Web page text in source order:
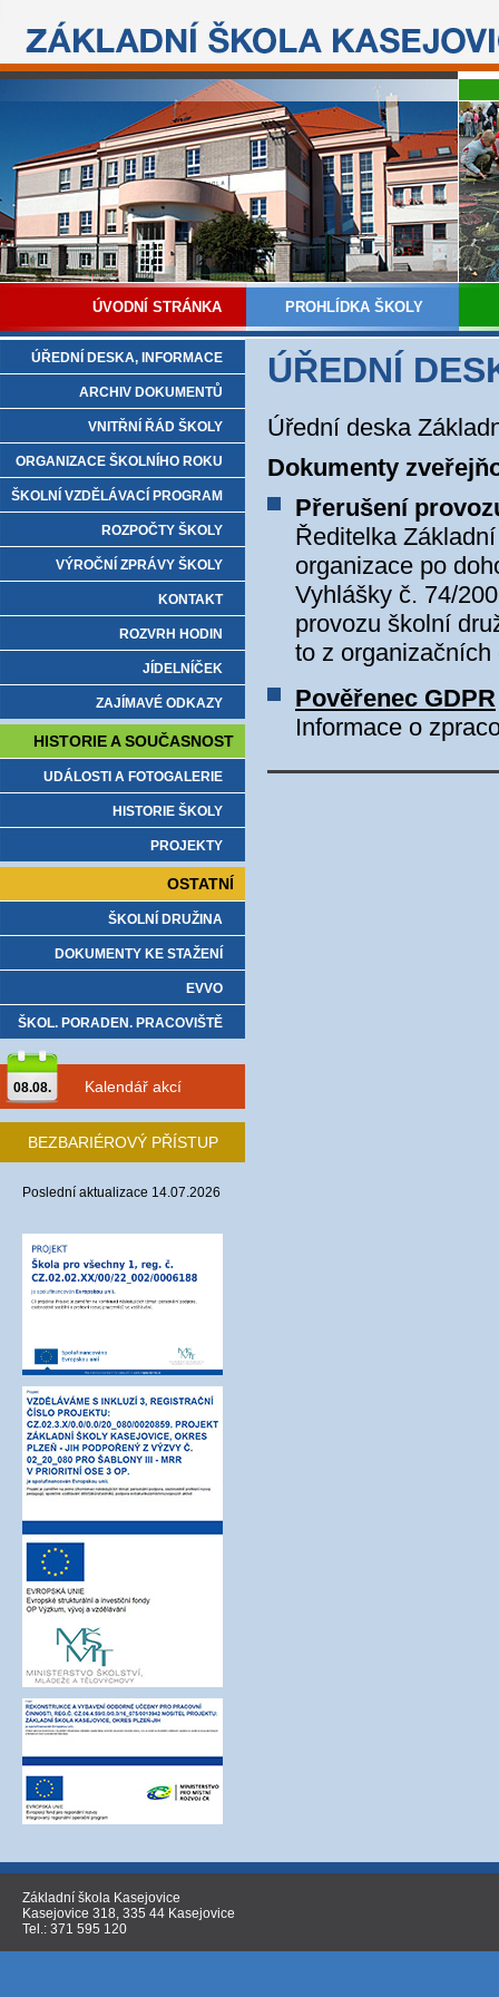
ÚVODNÍ STRÁNKA PROHLÍDKA ŠKOLY
ÚŘEDNÍ
Úřední deska
Dokumenty
Přerušení
Ředitelka
organizace po
Vyhlášky č. 74/
provozu školní
to z organizačních
Pověřenec GDPR
Informace o
ÚŘEDNÍ DESKA, INFORMACE
ARCHIV DOKUMENTŮ
VNITŘNÍ ŘÁD ŠKOLY
ORGANIZACE ŠKOLNÍHO ROKU
ŠKOLNÍ VZDĚLÁVACÍ PROGRAM
ROZPOČTY ŠKOLY
VÝROČNÍ ZPRÁVY ŠKOLY
KONTAKT
ROZVRH HODIN
JÍDELNÍČEK
ZAJÍMAVÉ ODKAZY
HISTORIE A SOUČASNOST
UDÁLOSTI A FOTOGALERIE
HISTORIE ŠKOLY
PROJEKTY
OSTATNÍ
ŠKOLNÍ DRUŽINA
DOKUMENTY KE STAŽENÍ
EVVO
ŠKOL. PORADEN. PRACOVIŠTĚ
08.08. Kalendář akcí
BEZBARIÉROVÝ PŘÍSTUP
Poslední aktualizace 14.07.2026
Základní škola Kasejovice
Kasejovice 318, 335 44 Kasejovice
Tel.: 371 595 120